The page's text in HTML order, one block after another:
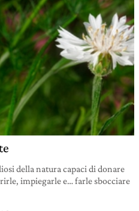
della natura capaci di donare
impiegarle e… farle sbocciare